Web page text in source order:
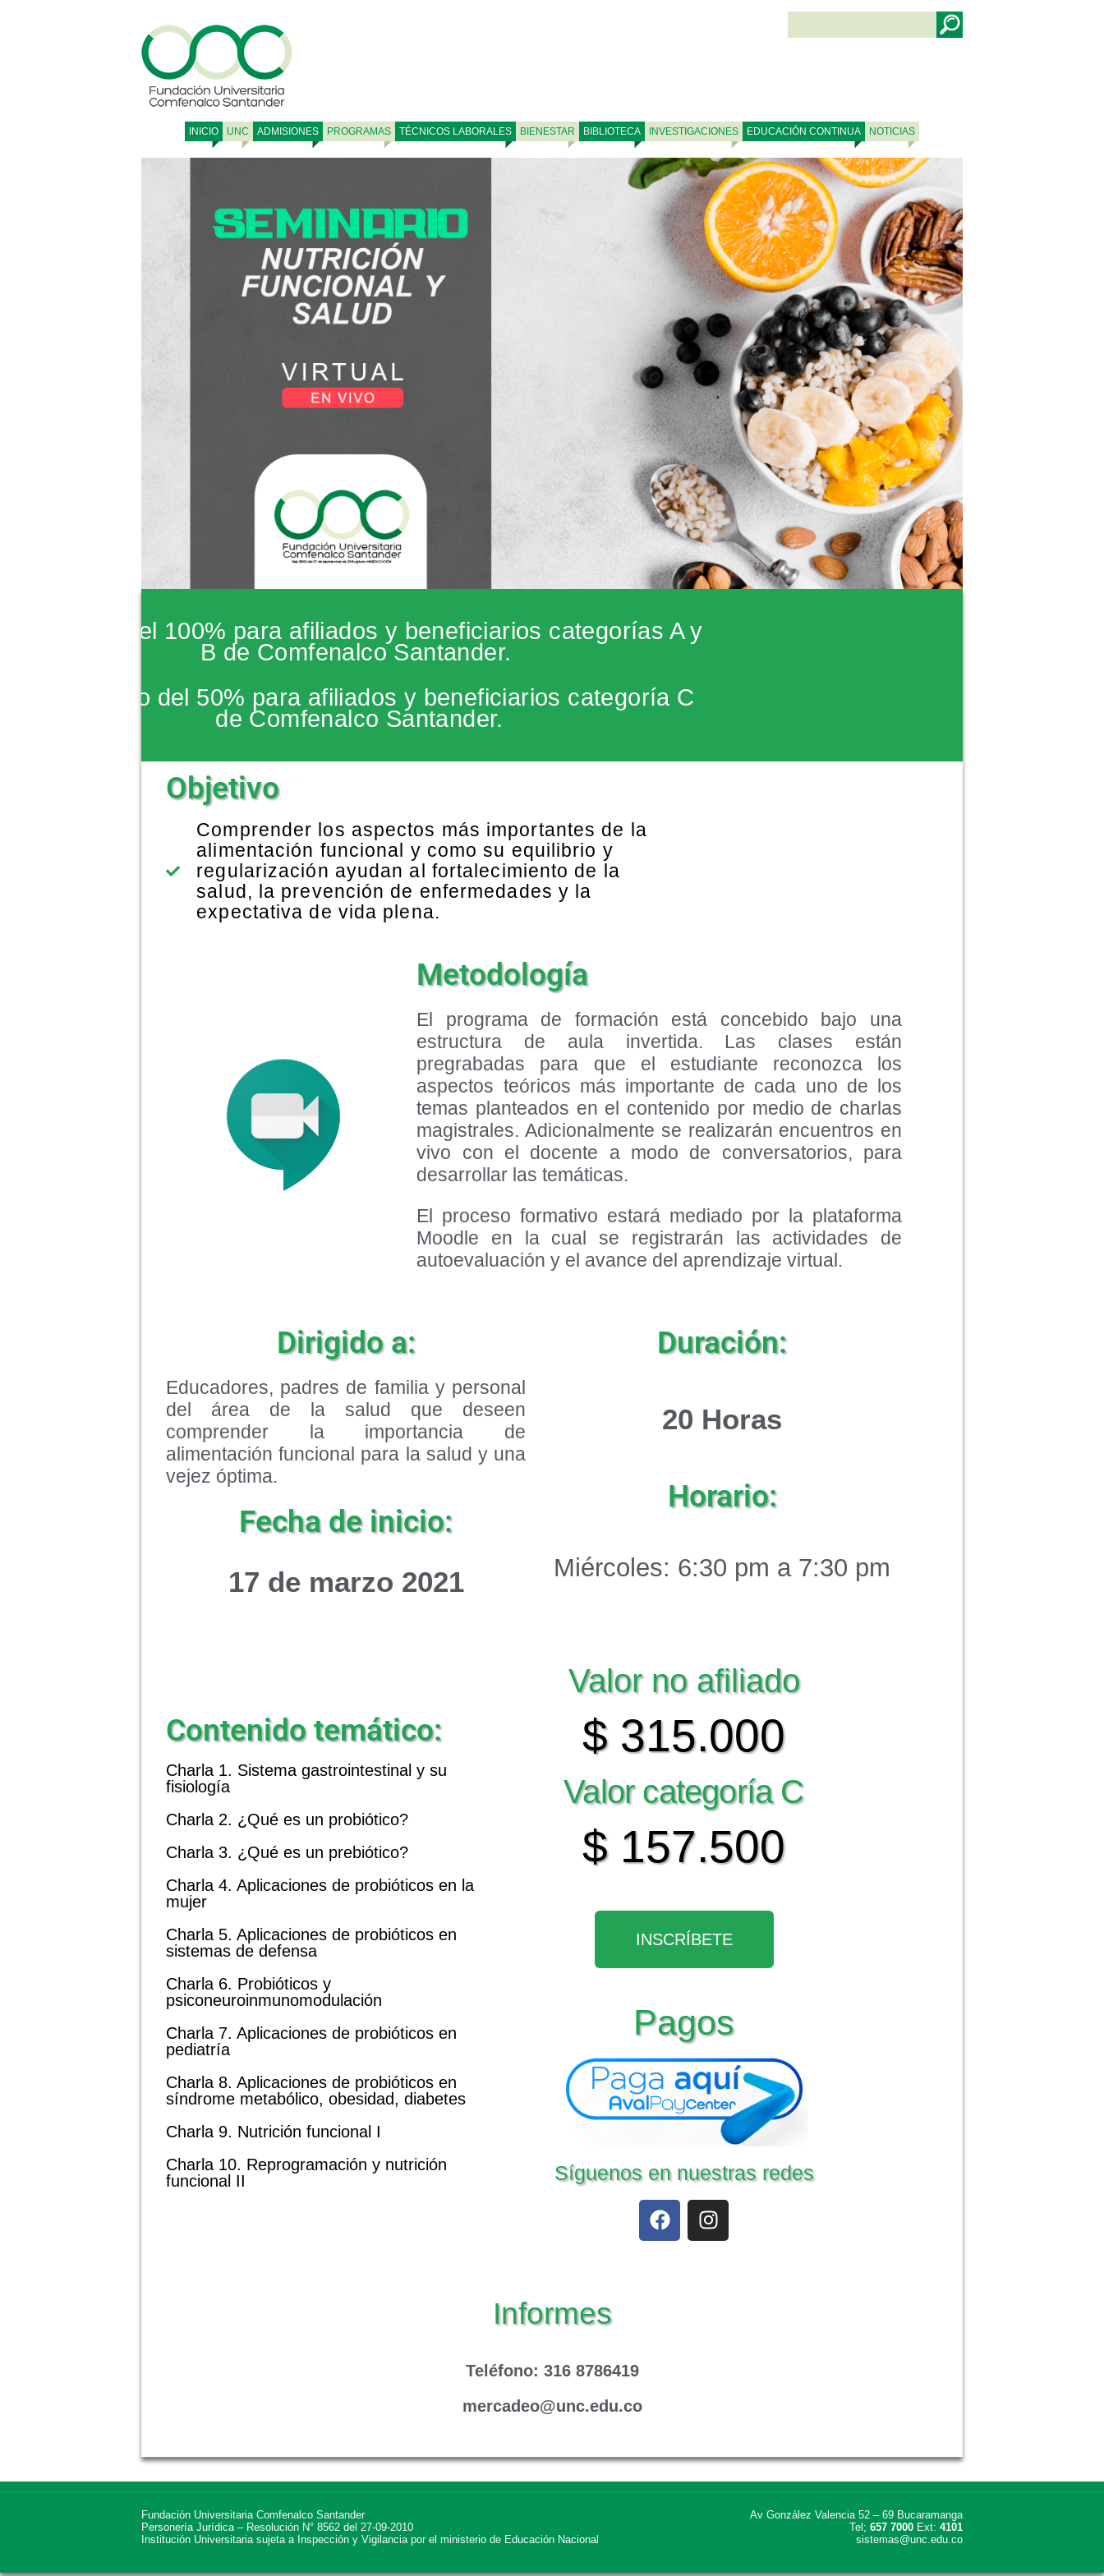
INICIO UNC ADMISIONES PROGRAMAS TÉCNICOS LABORALES BIENESTAR BIBLIOTECA INVESTIGACIONES EDUCACIÓN CONTINUA NOTICIAS
*Subsidio del 100% para afiliados y beneficiarios categorías A y
B de Comfenalco Santander.
*Descuento del 50% para afiliados y beneficiarios categoría C
de Comfenalco Santander.
Objetivo
Comprender los aspectos más importantes de la
alimentación funcional y como su equilibrio y
regularización ayudan al fortalecimiento de la
salud, la prevención de enfermedades y la
expectativa de vida plena.
Metodología
El programa de formación está concebido bajo una
estructura de aula invertida. Las clases están
pregrabadas para que el estudiante reconozca los
aspectos teóricos más importante de cada uno de los
temas planteados en el contenido por medio de charlas
magistrales. Adicionalmente se realizarán encuentros en
vivo con el docente a modo de conversatorios, para
desarrollar las temáticas.
El proceso formativo estará mediado por la plataforma
Moodle en la cual se registrarán las actividades de
autoevaluación y el avance del aprendizaje virtual.
Dirigido a:
Educadores, padres de familia y personal
del área de la salud que deseen
comprender la importancia de
alimentación funcional para la salud y una
vejez óptima.
Fecha de inicio:
17 de marzo 2021
Duración:
20 Horas
Horario:
Miércoles: 6:30 pm a 7:30 pm
Contenido temático:
Charla 1. Sistema gastrointestinal y su
fisiología
Charla 2. ¿Qué es un probiótico?
Charla 3. ¿Qué es un prebiótico?
Charla 4. Aplicaciones de probióticos en la
mujer
Charla 5. Aplicaciones de probióticos en
sistemas de defensa
Charla 6. Probióticos y
psiconeuroinmunomodulación
Charla 7. Aplicaciones de probióticos en
pediatría
Charla 8. Aplicaciones de probióticos en
síndrome metabólico, obesidad, diabetes
Charla 9. Nutrición funcional I
Charla 10. Reprogramación y nutrición
funcional II
Valor no afiliado
$ 315.000
Valor categoría C
$ 157.500
INSCRÍBETE
Pagos
Síguenos en nuestras redes
Informes
Teléfono: 316 8786419
mercadeo@unc.edu.co
Fundación Universitaria Comfenalco Santander
Personería Jurídica – Resolución N° 8562 del 27-09-2010
Institución Universitaria sujeta a Inspección y Vigilancia por el ministerio de Educación Nacional
Av González Valencia 52 – 69 Bucaramanga
Tel; 657 7000 Ext: 4101
sistemas@unc.edu.co